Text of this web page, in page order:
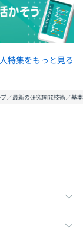
特集をもっと見る
プ／最新の研究開発技術／